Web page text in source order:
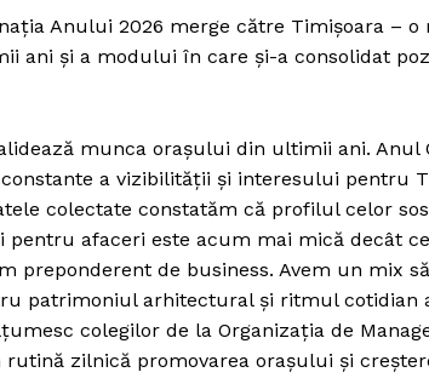
Un proiect
Anului 2026 merge către Timișoara –
ani și a modului în care și-a consolidat
munca orașului din ultimii ani.
a vizibilității și interesului pentru
colectate constatăm că profilul celor
pentru afaceri este acum mai mică decât
preponderent de business. Avem un mix
patrimoniul arhitectural și ritmul cotidian
colegilor de la Organizația de
zilnică promovarea orașului și